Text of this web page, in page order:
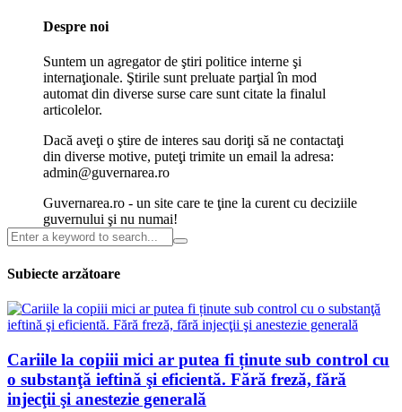
Despre noi
Suntem un agregator de ştiri politice interne şi
internaţionale. Ştirile sunt preluate parţial în mod
automat din diverse surse care sunt citate la finalul
articolelor.
Dacă aveţi o ştire de interes sau doriţi să ne contactaţi
din diverse motive, puteţi trimite un email la adresa:
admin@guvernarea.ro
Guvernarea.ro - un site care te ţine la curent cu deciziile
guvernului şi nu numai!
Subiecte arzătoare
Cariile la copiii mici ar putea fi ținute sub control cu
o substanţă ieftină şi eficientă. Fără freză, fără
injecţii şi anestezie generală